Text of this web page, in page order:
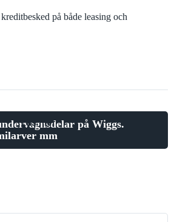
på både leasing och
Läs mer
på Wiggs.
mm